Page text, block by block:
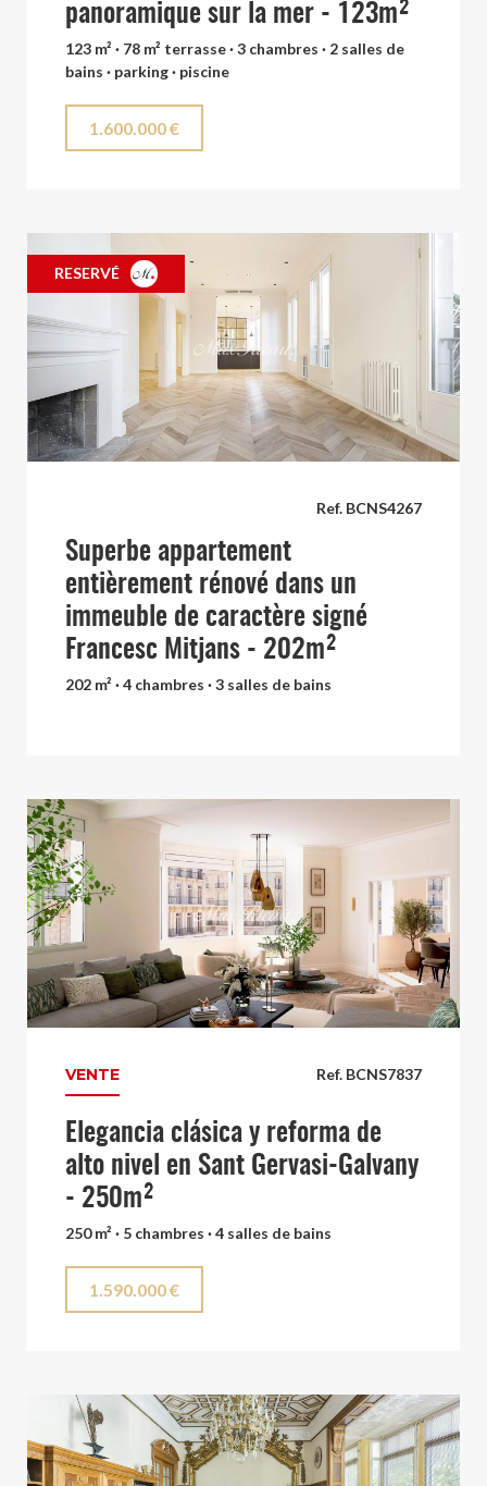
panoramique sur la mer - 123m²
123 m² · 78 m² terrasse · 3 chambres · 2 salles de
bains · parking · piscine
1.600.000 €
RESERVÉ
Ref. BCNS4267
Superbe appartement
entièrement rénové dans un
immeuble de caractère signé
Francesc Mitjans - 202m²
202 m² · 4 chambres · 3 salles de bains
Ref. BCNS7837
VENTE
Elegancia clásica y reforma de
alto nivel en Sant Gervasi-Galvany
- 250m²
250 m² · 5 chambres · 4 salles de bains
1.590.000 €